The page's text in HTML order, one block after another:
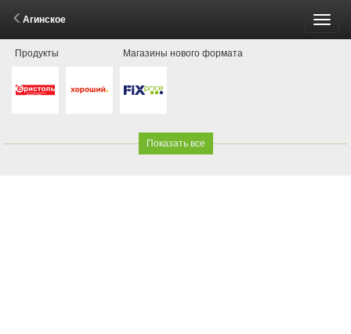
Агинское
Продукты Магазины нового формата
Показать все